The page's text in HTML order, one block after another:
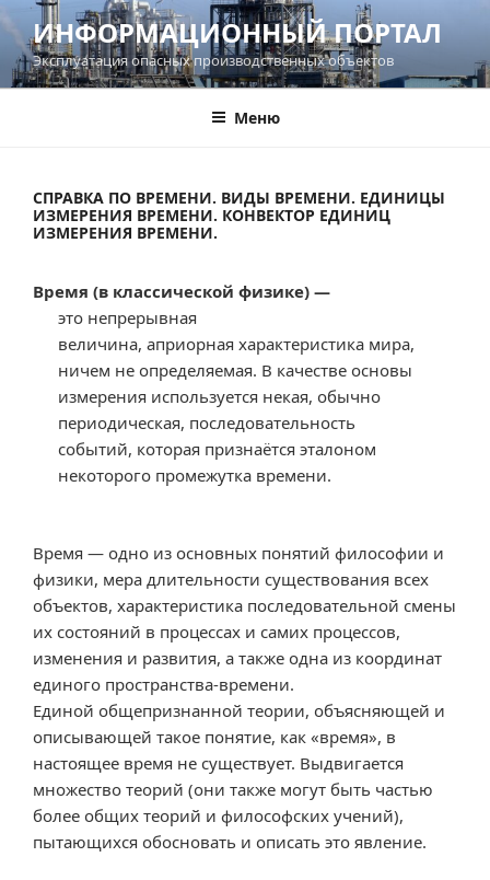
Перейти
содержимому
ИНФОРМАЦИОННЫЙ ПОРТАЛ
Эксплуатация опасных производственных объектов
Меню
СПРАВКА ПО ВРЕМЕНИ. ВИДЫ ВРЕМЕНИ. ЕДИНИЦЫ
ИЗМЕРЕНИЯ ВРЕМЕНИ. КОНВЕКТОР ЕДИНИЦ
ИЗМЕРЕНИЯ ВРЕМЕНИ.
Время (в классической физике) —
это непрерывная
величина, априорная характеристика мира,
ничем не определяемая. В качестве основы
измерения используется некая, обычно
периодическая, последовательность
событий, которая признаётся эталоном
некоторого промежутка времени.
Время — одно из основных понятий философии и
физики, мера длительности существования всех
объектов, характеристика последовательной смены
их состояний в процессах и самих процессов,
изменения и развития, а также одна из координат
единого пространства-времени.
Единой общепризнанной теории, объясняющей и
описывающей такое понятие, как «время», в
настоящее время не существует. Выдвигается
множество теорий (они также могут быть частью
более общих теорий и философских учений),
пытающихся обосновать и описать это явление.